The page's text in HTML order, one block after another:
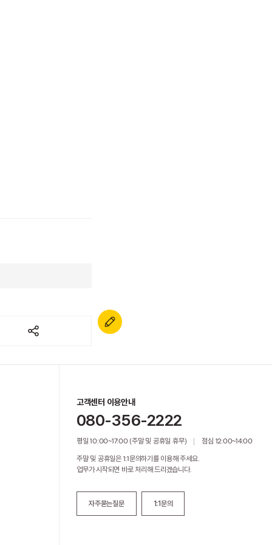
고객센터 이용안내
080-356-2222
평일 10:00~17:00 (주말 및 공휴일 휴무) 점심 12:00~14:00
주말 및 공휴일은 1:1문의하기를 이용해 주세요.
업무가 시작되면 바로 처리해 드리겠습니다.
자주묻는질문 1:1문의